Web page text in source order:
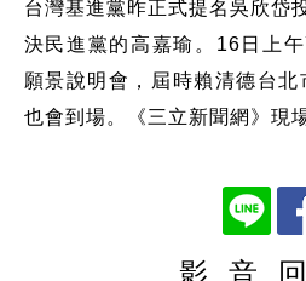
台灣基進黨昨正式提名吳欣岱
決民進黨的高嘉瑜。16日上
願景說明會，屆時賴清德台
也會到場。《三立新聞網》現
影 音